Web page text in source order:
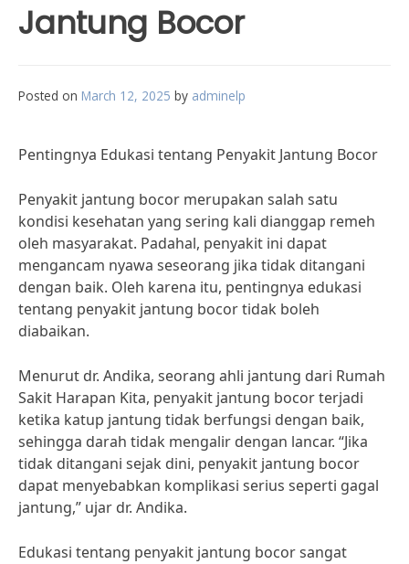
Jantung Bocor
Posted on March 12, 2025 by adminelp
Pentingnya Edukasi tentang Penyakit Jantung Bocor
Penyakit jantung bocor merupakan salah satu
kondisi kesehatan yang sering kali dianggap remeh
oleh masyarakat. Padahal, penyakit ini dapat
mengancam nyawa seseorang jika tidak ditangani
dengan baik. Oleh karena itu, pentingnya edukasi
tentang penyakit jantung bocor tidak boleh
diabaikan.
Menurut dr. Andika, seorang ahli jantung dari Rumah
Sakit Harapan Kita, penyakit jantung bocor terjadi
ketika katup jantung tidak berfungsi dengan baik,
sehingga darah tidak mengalir dengan lancar. “Jika
tidak ditangani sejak dini, penyakit jantung bocor
dapat menyebabkan komplikasi serius seperti gagal
jantung,” ujar dr. Andika.
Edukasi tentang penyakit jantung bocor sangat